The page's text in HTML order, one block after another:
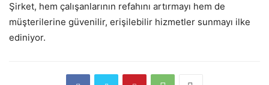
Şirket, hem çalışanlarının refahını artırmayı hem de
müşterilerine güvenilir, erişilebilir hizmetler sunmayı ilke
ediniyor.